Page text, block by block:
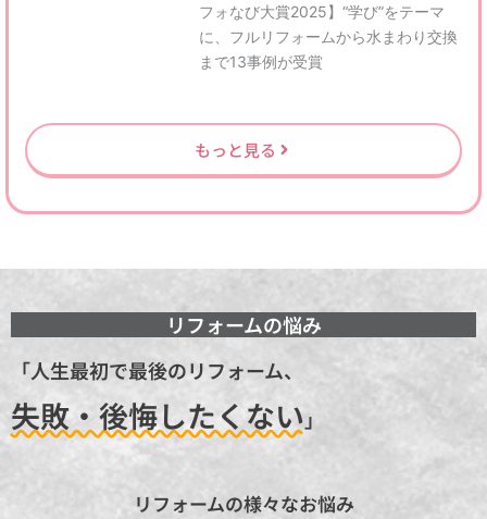
フォなび大賞2025】“学び”をテーマ
に、フルリフォームから水まわり交換
まで13事例が受賞
もっと見る
リフォームの悩み
「人生最初で最後のリフォーム、
失敗・後悔したくない」
リフォームの様々なお悩み